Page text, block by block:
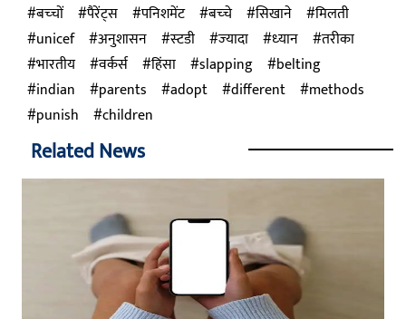
बच्‍चों पैरेंट्स पनिशमेंट बच्‍चे सिखाने
मिलती
unicef
अनुशासन स्‍टडी ज्‍यादा ध्‍यान
तरीका
भारतीय
वर्कर्स हिंसा slapping
belting
indian
parents adopt different
methods
punish
children
Related News